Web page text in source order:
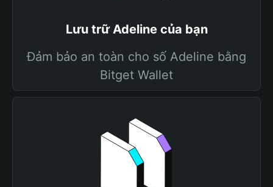
Lưu trữ Adeline của bạn
Đảm bảo an toàn cho số Adeline bằng
Bitget Wallet